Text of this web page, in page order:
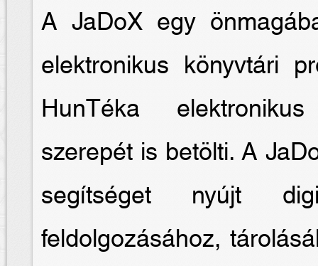
A JaDoX egy
elektronikus könyvtári
HunTéka
szerepét is betölti. A
segítséget nyújt
feldolgozásához,